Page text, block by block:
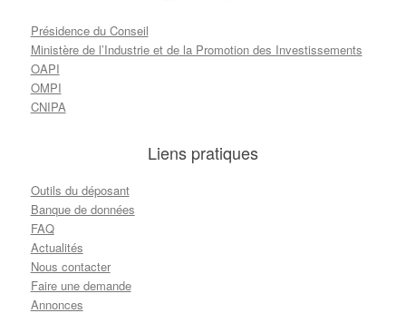
Présidence du Conseil
Ministère de l’Industrie et de la Promotion des Investissements
OAPI
OMPI
CNIPA
Liens pratiques
Outils du déposant
Banque de données
FAQ
Actualités
Nous contacter
Faire une demande
Annonces